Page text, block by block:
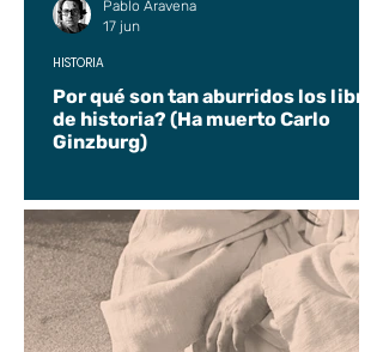
Por qué son tan aburridos los libros
de historia? (Ha muerto Carlo
Ginzburg)
HISTORIA
Pablo Aravena
17 jun